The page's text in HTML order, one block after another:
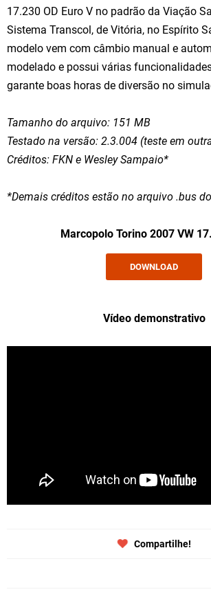
17.230 OD Euro V no padrão da Viação
Sistema Transcol, de Vitória, no Espírito
modelo vem com câmbio manual e
modelado e possui várias
garante boas horas de diversão no
Tamanho do arquivo: 151 MB
Testado na versão: 2.3.004 (teste em
Créditos: FKN e Wesley Sampaio*
*Demais créditos estão no arquivo .bus
Marcopolo Torino 2007 VW
DOWNLOAD
Vídeo demonstrativo
Compartilhe!